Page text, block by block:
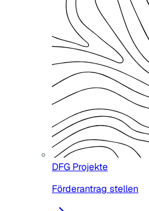
DFG Projekte
Förderantrag stellen